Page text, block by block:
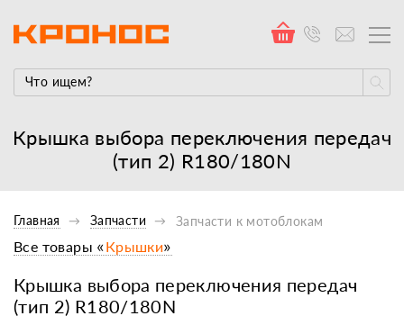
Крышка выбора переключения передач
(тип 2) R180/180N
Главная Запчасти Запчасти к мотоблокам
Крышка выбора переключения передач
(тип 2) R180/180N
Все товары «Крышки»